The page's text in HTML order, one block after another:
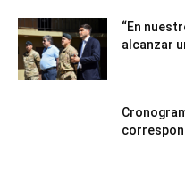
“En
alcanzar